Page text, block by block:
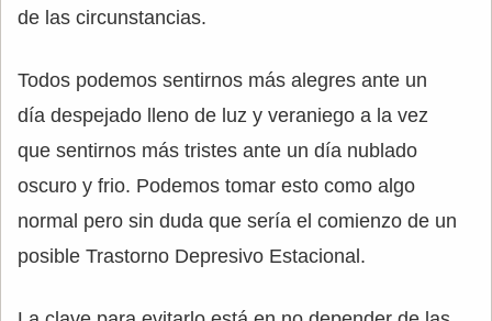
de las circunstancias.
Todos podemos sentirnos más alegres ante un
día despejado lleno de luz y veraniego a la vez
que sentirnos más tristes ante un día nublado
oscuro y frio. Podemos tomar esto como algo
normal pero sin duda que sería el comienzo de un
posible Trastorno Depresivo Estacional.